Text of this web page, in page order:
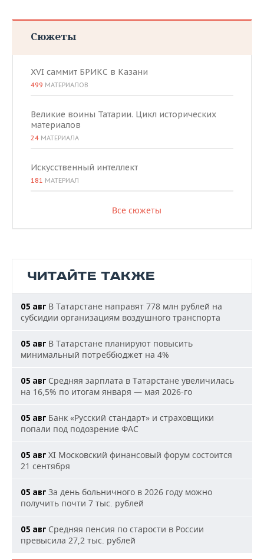
Сюжеты
XVI саммит БРИКС в Казани
499 МАТЕРИАЛОВ
Великие воины Татарии. Цикл исторических
материалов
24 МАТЕРИАЛА
Искусственный интеллект
181 МАТЕРИАЛ
Все сюжеты
ЧИТАЙТЕ ТАКЖЕ
05 авг В Татарстане направят 778 млн рублей на
субсидии организациям воздушного транспорта
05 авг В Татарстане планируют повысить
минимальный потреббюджет на 4%
05 авг Средняя зарплата в Татарстане увеличилась
на 16,5% по итогам января — мая 2026-го
05 авг Банк «Русский стандарт» и страховщики
попали под подозрение ФАС
05 авг XI Московский финансовый форум состоится
21 сентября
05 авг За день больничного в 2026 году можно
получить почти 7 тыс. рублей
05 авг Средняя пенсия по старости в России
превысила 27,2 тыс. рублей